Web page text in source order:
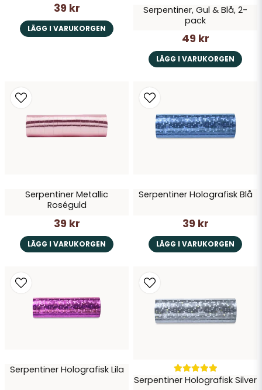
39 kr
LÄGG I VARUKORGEN
Serpentiner, Gul & Blå, 2-
pack
49 kr
LÄGG I VARUKORGEN
Serpentiner Metallic
Roséguld
39 kr
LÄGG I VARUKORGEN
Serpentiner Holografisk Blå
39 kr
LÄGG I VARUKORGEN
Serpentiner Holografisk Lila
Serpentiner Holografisk Silver